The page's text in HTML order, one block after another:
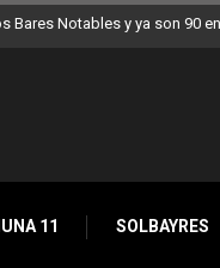
Bares Notables y ya son 90
11 SOLBAYRES